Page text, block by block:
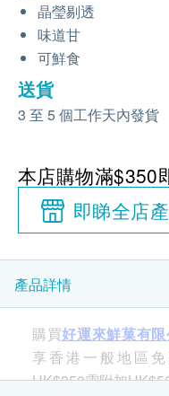
晶瑩剔透
味道甘
可鮮食
送貨
3 至 5 個工作天內發貨
本店購物滿$350
即睇全店
產品詳情
購買好運來鮮菓有限
享香港一般地區
HK$350需附加